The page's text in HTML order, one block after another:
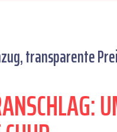
transparente